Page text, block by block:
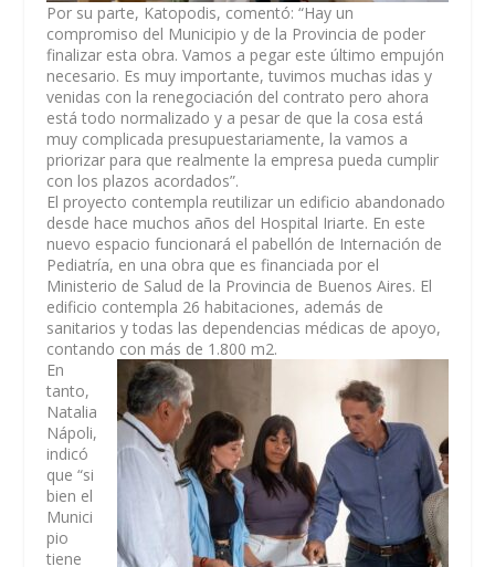
Por su parte, Katopodis, comentó: “Hay un
compromiso del Municipio y de la Provincia de poder
finalizar esta obra. Vamos a pegar este último empujón
necesario. Es muy importante, tuvimos muchas idas y
venidas con la renegociación del contrato pero ahora
está todo normalizado y a pesar de que la cosa está
muy complicada presupuestariamente, la vamos a
priorizar para que realmente la empresa pueda cumplir
con los plazos acordados”.
El proyecto contempla reutilizar un edificio abandonado
desde hace muchos años del Hospital Iriarte. En este
nuevo espacio funcionará el pabellón de Internación de
Pediatría, en una obra que es financiada por el
Ministerio de Salud de la Provincia de Buenos Aires. El
edificio contempla 26 habitaciones, además de
sanitarios y todas las dependencias médicas de apoyo,
contando con más de 1.800 m2.
En
tanto,
Natalia
Nápoli,
indicó
que “si
bien el
Munici
pio
tiene